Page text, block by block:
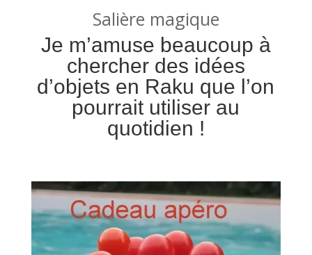
Salière magique
Je m’amuse beaucoup à
chercher des idées
d’objets en Raku que l’on
pourrait utiliser au
quotidien !